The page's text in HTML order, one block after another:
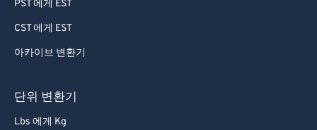
PST 에게 EST
CST 에게 EST
아카이브 변환기
단위 변환기
Lbs 에게 Kg